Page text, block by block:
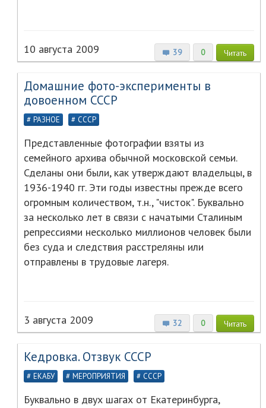
39 0 Читать
10 августа 2009
Домашние фото-эксперименты в
довоенном СССР
РАЗНОЕ СССР
Представленные фотографии взяты из
семейного архива обычной московской семьи.
Сделаны они были, как утверждают владельцы, в
1936-1940 гг. Эти годы известны прежде всего
огромным количеством, т.н., "чисток". Буквально
за несколько лет в связи с начатыми Сталиным
репрессиями несколько миллионов человек были
без суда и следствия расстреляны или
отправлены в трудовые лагеря.
32 0 Читать
3 августа 2009
Кедровка. Отзвук СССР
ЕКАБУ МЕРОПРИЯТИЯ СССР
Буквально в двух шагах от Екатеринбурга,